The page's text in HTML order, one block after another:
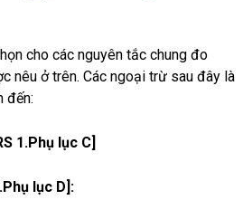
cho các nguyên tắc chung đo
nêu ở trên. Các ngoại trừ sau đây là
đến:
1.Phụ lục C]
lục D]: